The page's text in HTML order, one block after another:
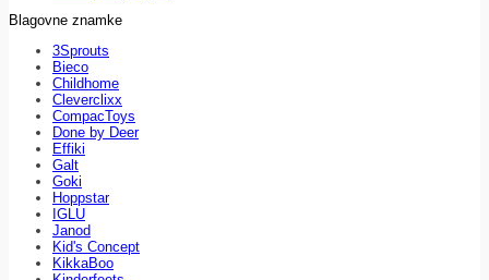
Blagovne znamke
3Sprouts
Bieco
Childhome
Cleverclixx
CompacToys
Done by Deer
Effiki
Galt
Goki
Hoppstar
IGLU
Janod
Kid's Concept
KikkaBoo